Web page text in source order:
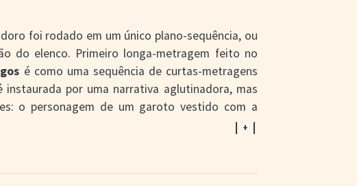
foi rodado em um único plano-sequência, ou
do elenco. Primeiro longa-metragem feito no
é como uma sequência de curtas-metragens
por uma narrativa aglutinadora, mas
o personagem de um garoto vestido com a
todo momento pontuando trechos do longa, e a
por criatividade e engenharia de produção,
refletem um tempo diegético de 14 horas.
| + |